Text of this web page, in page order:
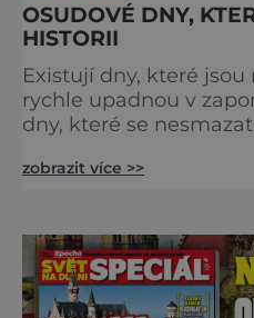
OSUDOVÉ DNY,
HISTORII
Existují dny, které
rychle upadnou v
dny, které se
dojde k významnému
krážem. Je 10. dubna roku 49 př. n. l. a na
břehu říčky Rubikon
Caesar svou slavnou vě
zobrazit více >>